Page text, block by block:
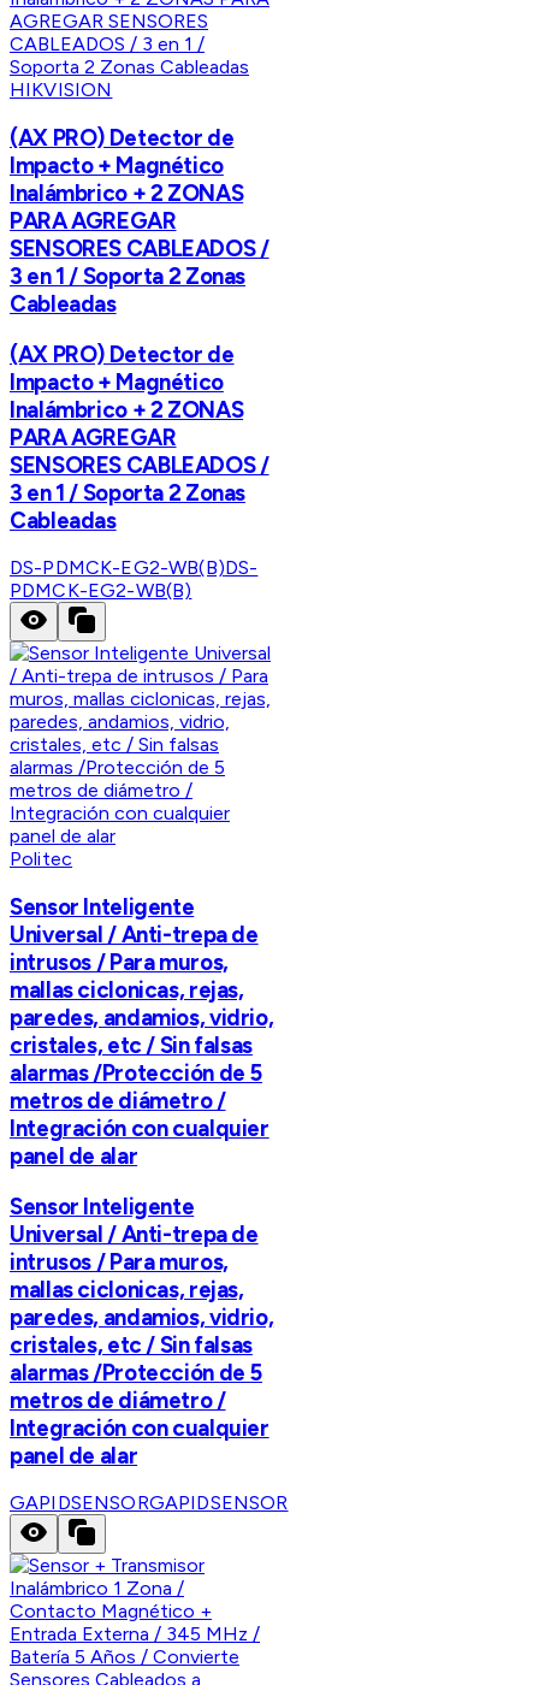
HIKVISION
(AX PRO) Detector de
Impacto + Magnético
Inalámbrico + 2 ZONAS
PARA AGREGAR
SENSORES CABLEADOS /
3 en 1 / Soporta 2 Zonas
Cableadas
(AX PRO) Detector de
Impacto + Magnético
Inalámbrico + 2 ZONAS
PARA AGREGAR
SENSORES CABLEADOS /
3 en 1 / Soporta 2 Zonas
Cableadas
DS-PDMCK-EG2-WB(B)DS-
PDMCK-EG2-WB(B)
Politec
Sensor Inteligente
Universal / Anti-trepa de
intrusos / Para muros,
mallas ciclonicas, rejas,
paredes, andamios, vidrio,
cristales, etc / Sin falsas
alarmas /Protección de 5
metros de diámetro /
Integración con cualquier
panel de alar
Sensor Inteligente
Universal / Anti-trepa de
intrusos / Para muros,
mallas ciclonicas, rejas,
paredes, andamios, vidrio,
cristales, etc / Sin falsas
alarmas /Protección de 5
metros de diámetro /
Integración con cualquier
panel de alar
GAPIDSENSORGAPIDSENSOR